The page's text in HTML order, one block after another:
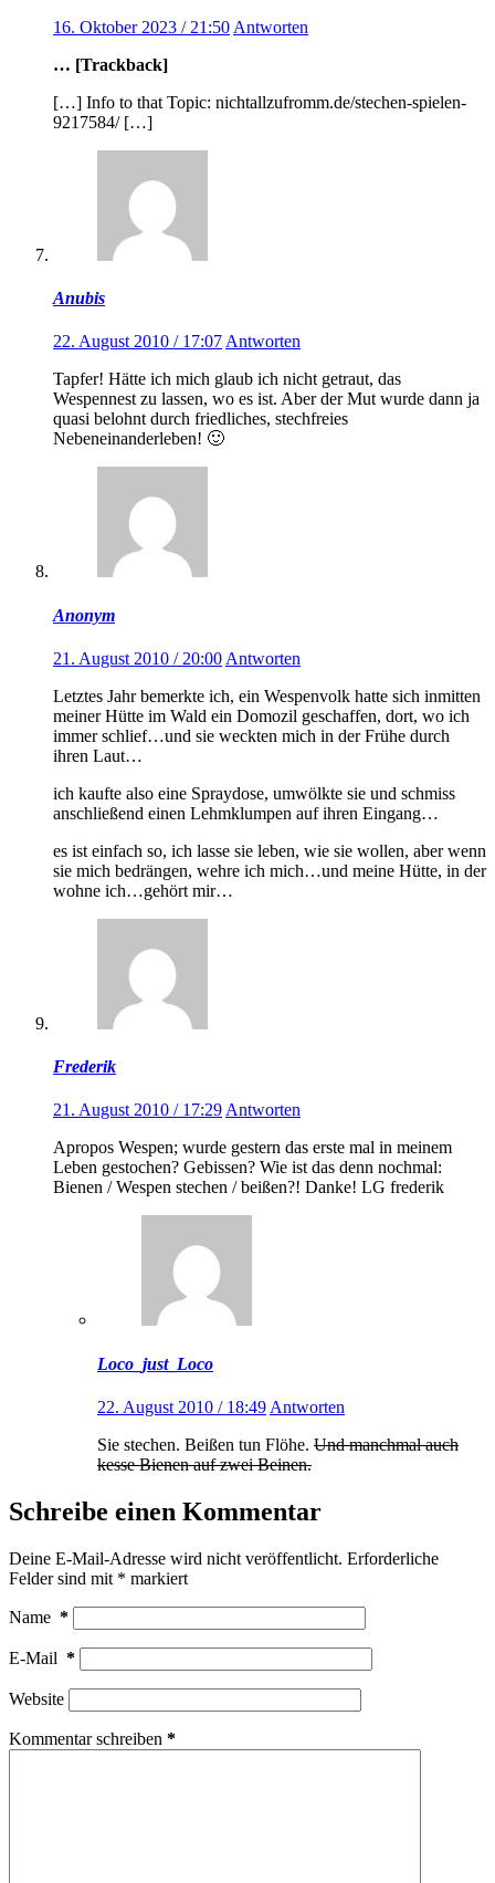
16. Oktober 2023 / 21:50 Antworten
… [Trackback]
[…] Info to that Topic: nichtallzufromm.de/stechen-spielen-
9217584/ […]
Anubis
22. August 2010 / 17:07 Antworten
Tapfer! Hätte ich mich glaub ich nicht getraut, das
Wespennest zu lassen, wo es ist. Aber der Mut wurde dann ja
quasi belohnt durch friedliches, stechfreies
Nebeneinanderleben! 🙂
Anonym
21. August 2010 / 20:00 Antworten
Letztes Jahr bemerkte ich, ein Wespenvolk hatte sich inmitten
meiner Hütte im Wald ein Domozil geschaffen, dort, wo ich
immer schlief…und sie weckten mich in der Frühe durch
ihren Laut…
ich kaufte also eine Spraydose, umwölkte sie und schmiss
anschließend einen Lehmklumpen auf ihren Eingang…
es ist einfach so, ich lasse sie leben, wie sie wollen, aber wenn
sie mich bedrängen, wehre ich mich…und meine Hütte, in der
wohne ich…gehört mir…
Frederik
21. August 2010 / 17:29 Antworten
Apropos Wespen; wurde gestern das erste mal in meinem
Leben gestochen? Gebissen? Wie ist das denn nochmal:
Bienen / Wespen stechen / beißen?! Danke! LG frederik
Loco_just_Loco
22. August 2010 / 18:49 Antworten
Sie stechen. Beißen tun Flöhe. Und manchmal auch
kesse Bienen auf zwei Beinen.
Schreibe einen Kommentar
Deine E-Mail-Adresse wird nicht veröffentlicht. Erforderliche
Felder sind mit * markiert
Name *
E-Mail *
Website
Kommentar schreiben *